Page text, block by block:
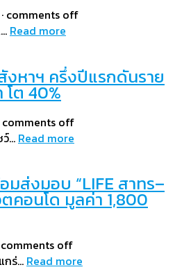
· comments off
Read more
หาฯ ครึ่งปีแรกดันราย
โต 40%
comments off
… Read more
ส่งมอบ “LIFE สาทร–
ตคอนโด มูลค่า 1,800
comments off
กร่… Read more